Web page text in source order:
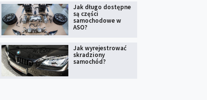
Jak długo dostępne
są części
samochodowe w
ASO?
Jak wyrejestrować
skradziony
samochód?